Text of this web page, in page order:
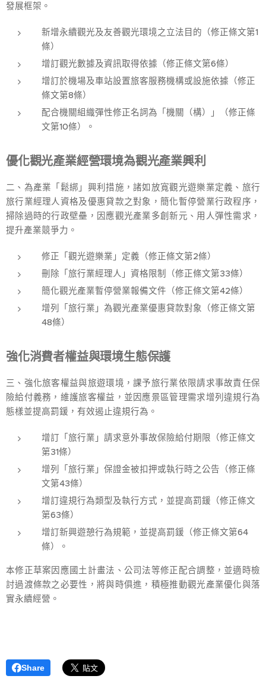
發展框架。
新增永續觀光及友善觀光環境之立法目的（修正條文第1
條）
增訂觀光數據及資訊取得依據（修正條文第6條）
增訂於機場及車站設置旅客服務機構或設施依據（修正
條文第8條）
配合機關組織彈性修正名詞為「機關（構）」（修正條
文第10條）。
優化觀光產業經營環境為觀光產業興利
二、為產業「鬆綁」興利措施，諸如放寬觀光遊樂業定義、旅行
旅行業經理人資格及優惠貸款之對象，簡化暫停營業行政程序，
掃除過時的行政壁壘，因應觀光產業多創新元、用人彈性需求，
提升產業競爭力。
修正「觀光遊樂業」定義（修正條文第2條）
刪除「旅行業經理人」資格限制（修正條文第33條）
簡化觀光產業暫停營業報備文件（修正條文第42條）
增列「旅行業」為觀光產業優惠貸款對象（修正條文第
48條）
強化消費者權益與環境生態保護
三、強化旅客權益與旅遊環境，課予旅行業依限請求事故責任保
險給付義務，維護旅客權益，並因應景區管理需求增列違規行為
態樣並提高罰鍰，有效遏止違規行為。
增訂「旅行業」請求意外事故保險給付期限（修正條文
第31條）
增列「旅行業」保證金被扣押或執行時之公告（修正條
文第43條）
增訂違規行為類型及執行方式，並提高罰鍰（修正條文
第63條）
增訂新興遊憩行為規範，並提高罰鍰（修正條文第64
條）。
本修正草案因應國土計畫法、公司法等修正配合調整，並適時檢
討過渡條款之必要性，將與時俱進，積極推動觀光產業優化與落
實永續經營。
Share